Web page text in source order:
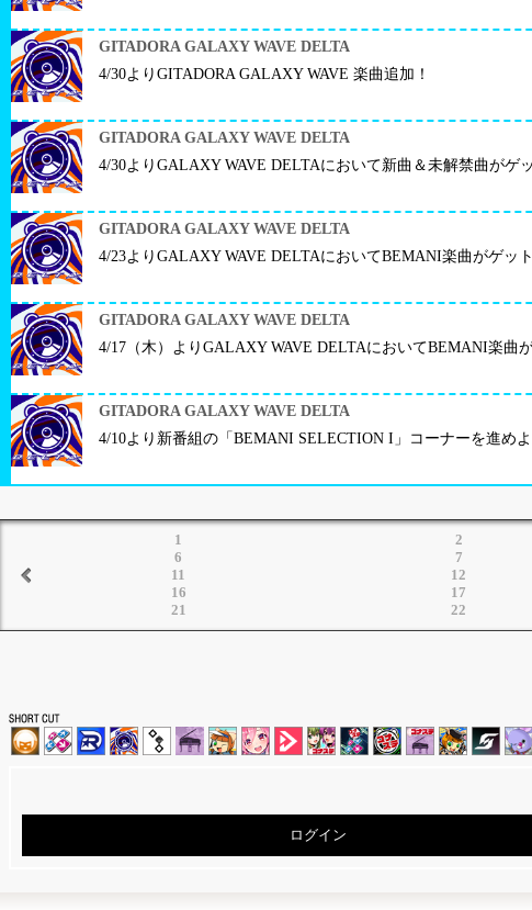
GITADORA GALAXY WAVE DELTA
4/30よりGITADORA GALAXY WAVE 楽曲追加！
GITADORA GALAXY WAVE DELTA
4/30よりGALAXY WAVE DELTAにおいて新曲＆未解禁曲がゲ
GITADORA GALAXY WAVE DELTA
4/23よりGALAXY WAVE DELTAにおいてBEMANI楽曲がゲッ
GITADORA GALAXY WAVE DELTA
4/17（木）よりGALAXY WAVE DELTAにおいてBEMANI楽曲
GITADORA GALAXY WAVE DELTA
4/10より新番組の「BEMANI SELECTION I」コーナーを進めよ
1 2
6
7
11
12
16
17
21
22
ログイン